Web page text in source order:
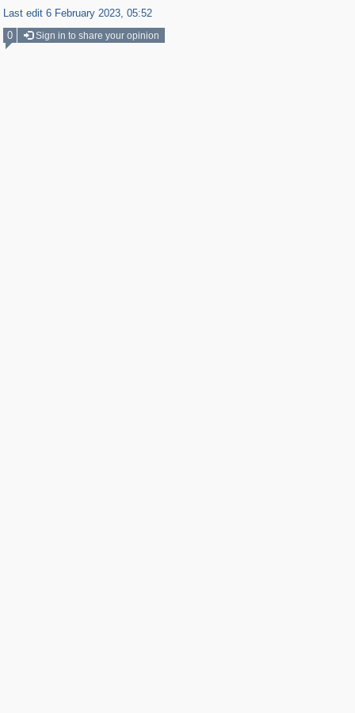
Last edit 6 February 2023, 05:52
0
Sign in to share your opinion